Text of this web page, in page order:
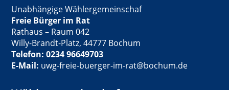
Unabhängige Wählergemeinschaf
Freie Bürger im Rat
Rathaus – Raum 042
Willy-Brandt-Platz, 44777 Bochum
Telefon: 0234 96649703
E-Mail: uwg-freie-buerger-im-rat@bochum.de